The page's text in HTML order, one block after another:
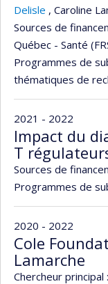
Delisle , Caroline
Sources de
Québec - Santé
Programmes de
thématiques de
2021 - 2022
Impact du
T
Sources de
Programmes de
2020 - 2022
Cole
Lamarche
Chercheur principal :